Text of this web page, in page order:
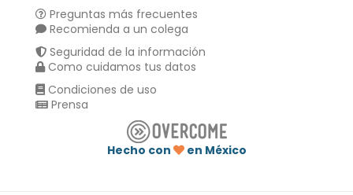
Preguntas más frecuentes
Recomienda a un colega
Seguridad de la información
Como cuidamos tus datos
Condiciones de uso
Prensa
Hecho con
en México